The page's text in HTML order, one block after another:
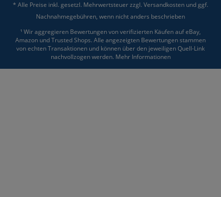
* Alle Preise inkl. gesetzl. Mehrwertsteuer zzgl. Versandkosten und ggf.
Nachnahmegebühren, wenn nicht anders beschrieben
¹ Wir aggregieren Bewertungen von verifizierten Käufen auf eBay,
Amazon und Trusted Shops. Alle angezeigten Bewertungen stammen
von echten Transaktionen und können über den jeweiligen Quell-Link
nachvollzogen werden. Mehr Informationen